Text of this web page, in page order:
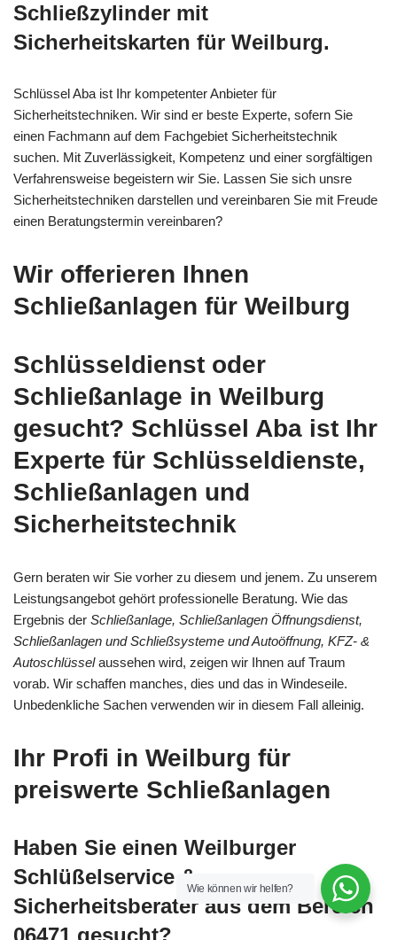
Schließzylinder mit
Sicherheitskarten für Weilburg.
Schlüssel Aba ist Ihr kompetenter Anbieter für
Sicherheitstechniken. Wir sind er beste Experte, sofern Sie
einen Fachmann auf dem Fachgebiet Sicherheitstechnik
suchen. Mit Zuverlässigkeit, Kompetenz und einer sorgfältigen
Verfahrensweise begeistern wir Sie. Lassen Sie sich unsre
Sicherheitstechniken darstellen und vereinbaren Sie mit Freude
einen Beratungstermin vereinbaren?
Wir offerieren Ihnen
Schließanlagen für Weilburg
Schlüsseldienst oder
Schließanlage in Weilburg
gesucht? Schlüssel Aba ist Ihr
Experte für Schlüsseldienste,
Schließanlagen und
Sicherheitstechnik
Gern beraten wir Sie vorher zu diesem und jenem. Zu unserem
Leistungsangebot gehört professionelle Beratung. Wie das
Ergebnis der Schließanlage, Schließanlagen Öffnungsdienst,
Schließanlagen und Schließsysteme und Autoöffnung, KFZ- &
Autoschlüsselaussehen wird, zeigen wir Ihnen auf Traum
vorab. Wir schaffen manches, dies und das in Windeseile.
Unbedenkliche Sachen verwenden wir in diesem Fall alleinig.
Ihr Profi in Weilburg für
preiswerte Schließanlagen
Haben Sie einen Weilburger
Schlüßelservice &
Sicherheitsberater aus dem Bereich
Wie können wir helfen?